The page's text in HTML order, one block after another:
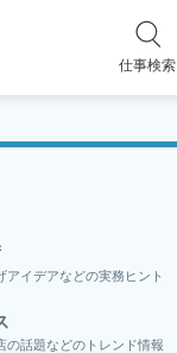
仕事検索
アイデアなどの実務ヒント
の話題などのトレンド情報